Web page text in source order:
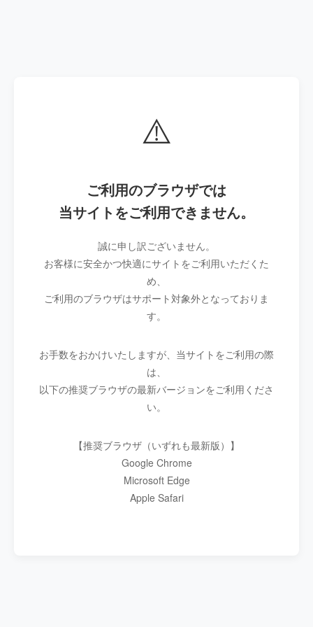
⚠️
ご利用のブラウザでは
当サイトをご利用できません。
誠に申し訳ございません。
お客様に安全かつ快適にサイトをご利用いただくた
め、
ご利用のブラウザはサポート対象外となっておりま
す。
お手数をおかけいたしますが、当サイトをご利用の際
は、
以下の推奨ブラウザの最新バージョンをご利用くださ
い。
【推奨ブラウザ（いずれも最新版）】
Google Chrome
Microsoft Edge
Apple Safari